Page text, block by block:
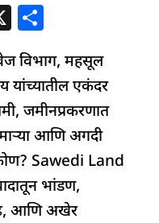
X
ar
e
विभाग, महसूल
यांच्यातील एकंदर
जमीनप्रकरणात
आणि अगदी
Sawedi Land
भांडण,
आणि अखेर